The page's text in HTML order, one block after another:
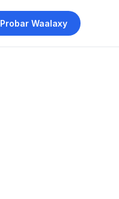
Probar Waalaxy